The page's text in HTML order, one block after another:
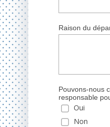
Raison du
Pouvons-nous
responsable
Oui
Non